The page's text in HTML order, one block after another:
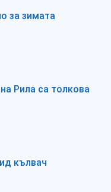
за зимата
Рила са толкова
кълвач